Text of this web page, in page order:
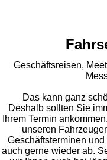
Geschäftsreisen,
Das kann ganz
Deshalb sollten Sie
Ihrem Termin
unseren
Geschäftsterminen
auch gerne wieder ab.